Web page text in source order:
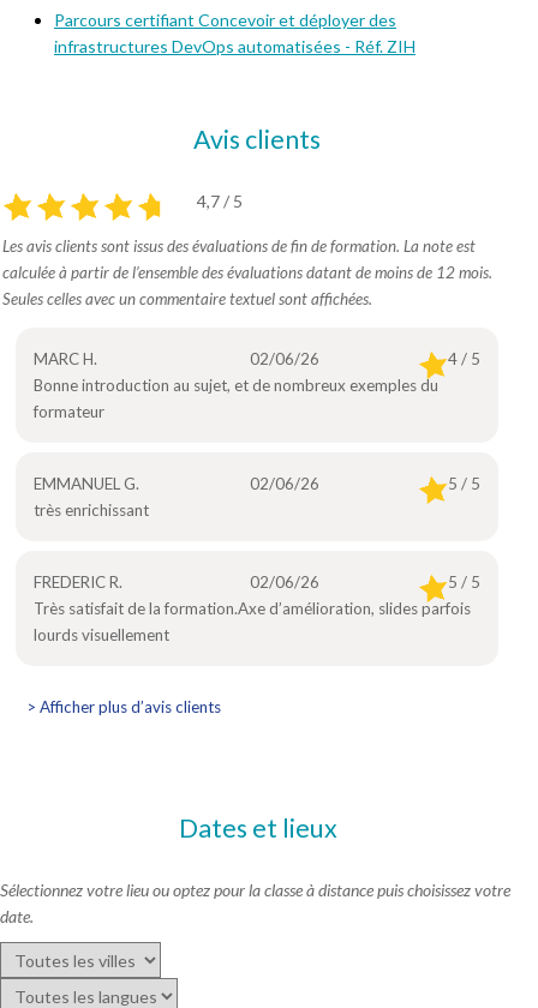
Parcours certifiant Concevoir et déployer des
infrastructures DevOps automatisées - Réf. ZIH
Avis clients
4,7 / 5
Les avis clients sont issus des évaluations de fin de formation. La note est
calculée à partir de l’ensemble des évaluations datant de moins de 12 mois.
Seules celles avec un commentaire textuel sont affichées.
MARC H. 02/06/26
4 / 5
Bonne introduction au sujet, et de nombreux exemples du
formateur
EMMANUEL G. 02/06/26
5 / 5
très enrichissant
FREDERIC R. 02/06/26
5 / 5
Très satisfait de la formation.Axe d’amélioration, slides parfois
lourds visuellement
> Afficher plus d’avis clients
Dates et lieux
Sélectionnez votre lieu ou optez pour la classe à distance puis choisissez votre
date.